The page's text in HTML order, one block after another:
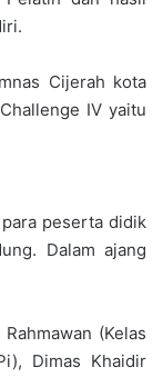
Cijerah kota
IV yaitu
peserta didik
Dalam ajang
(Kelas
Dimas Khaidir